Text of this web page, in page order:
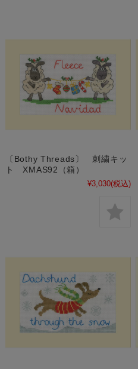
〔Bothy Threads〕 刺繍キッ
ト XMAS92（箱）
¥3,030(税込)